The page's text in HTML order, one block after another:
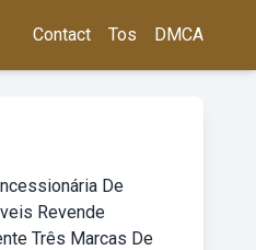
Contact Tos DMCA
De
Revende
Três Marcas De